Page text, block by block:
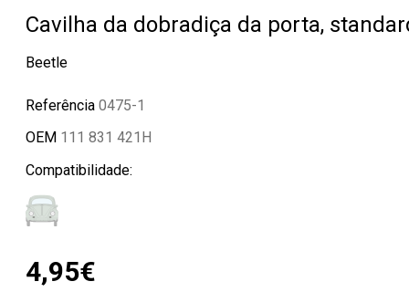
Cavilha da dobradiça da porta,
Beetle
Referência 0475-1
OEM 111 831 421H
Compatibilidade:
4,95€